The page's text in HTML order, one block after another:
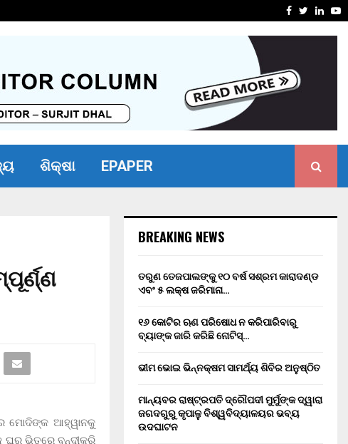
Facebook
Twitter
ଶିକ୍ଷା EPAPER
ମୋଦିଙ୍କ ଆହ୍ୱାନକୁ
ଘର ଭିତରେ ବନ୍ଦୀକରି
BREAKING NEWS
ତରୁଣ ତେଜପାଲଙ୍କୁ ୧୦ ବର୍ଷ ସଶ୍ରମ କାରାଦଣ୍ଡ
ଏବଂ ₹୫ ଲକ୍ଷ ଜରିମାନା…
୧୬ କୋଟିର ଋଣ ପରିଷୋଧ ନ କରିପାରିବାରୁ
ବ୍ୟାଙ୍କ ଜାରି କରିଛି ନୋଟିସ୍…
ଭୀମ ଭୋଇ ଭିନ୍ନକ୍ଷମ ସାମର୍ଥ୍ୟ ଶିବିର ଅନୁଷ୍ଠିତ
ମାନ୍ୟବର ରାଷ୍ଟ୍ରପତି ଦ୍ରୌପଦୀ ମୁର୍ମୁଙ୍କ ଦ୍ୱାରା
ଜଗଦଗୁରୁ କୃପାଳୁ ବିଶ୍ୱବିଦ୍ୟାଳୟର ଭବ୍ୟ
ଉଦଘାଟନ